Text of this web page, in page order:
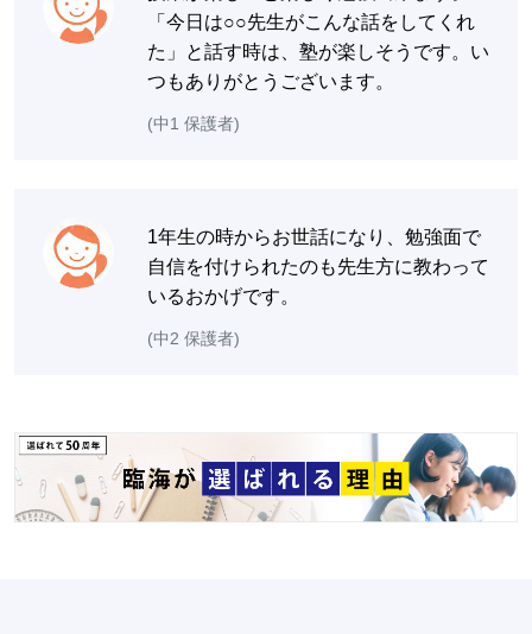
「今日は○○先生がこんな話をしてくれ
た」と話す時は、塾が楽しそうです。い
つもありがとうございます。
(中1 保護者)
1年生の時からお世話になり、勉強面で
自信を付けられたのも先生方に教わって
いるおかげです。
(中2 保護者)